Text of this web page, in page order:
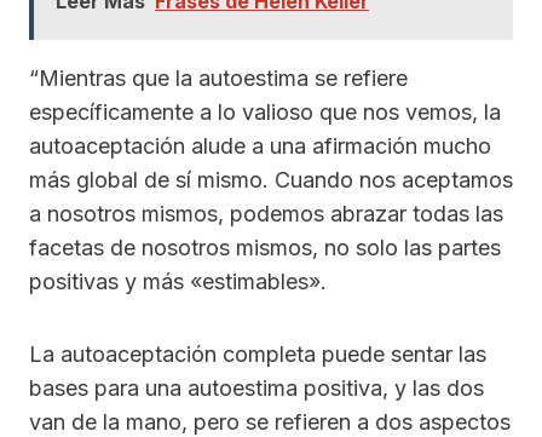
“Mientras que la autoestima se refiere
específicamente a lo valioso que nos vemos, la
autoaceptación alude a una afirmación mucho
más global de sí mismo. Cuando nos aceptamos
a nosotros mismos, podemos abrazar todas las
facetas de nosotros mismos, no solo las partes
positivas y más «estimables».
La autoaceptación completa puede sentar las
bases para una autoestima positiva, y las dos
van de la mano, pero se refieren a dos aspectos